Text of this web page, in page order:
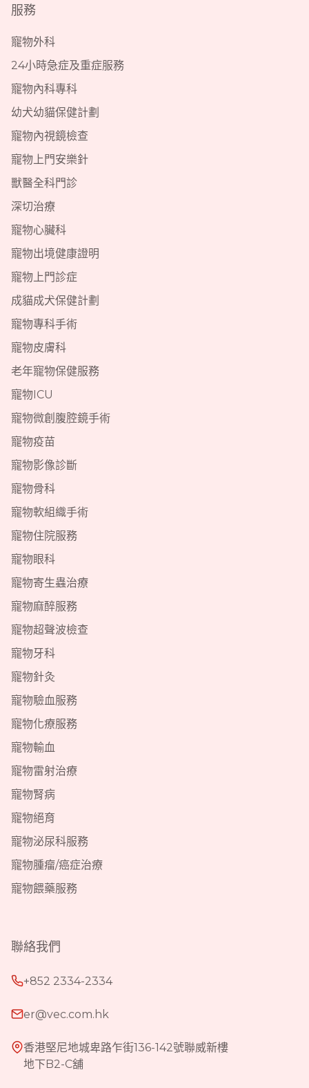
服務
寵物外科
24小時急症及重症服務
寵物內科專科
幼犬幼貓保健計劃
寵物內視鏡檢查
寵物上門安樂針
獸醫全科門診
深切治療
寵物心臟科
寵物出境健康證明
寵物上門診症
成貓成犬保健計劃
寵物專科手術
寵物皮膚科
老年寵物保健服務
寵物ICU
寵物微創腹腔鏡手術
寵物疫苗
寵物影像診斷
寵物骨科
寵物軟組織手術
寵物住院服務
寵物眼科
寵物寄生蟲治療
寵物麻醉服務
寵物超聲波檢查
寵物牙科
寵物針灸
寵物驗血服務
寵物化療服務
寵物輸血
寵物雷射治療
寵物腎病
寵物絕育
寵物泌尿科服務
寵物腫瘤/癌症治療
寵物餵藥服務
聯絡我們
+852 2334-2334
er@vec.com.hk
香港堅尼地城卑路乍街136-142號聯威新樓
地下B2-C舖